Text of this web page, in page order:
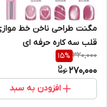
مگنت طراحی ناخن خط
قلب سه کاره حرفه ای
320,000
15%
270,000
افزودن به سبد